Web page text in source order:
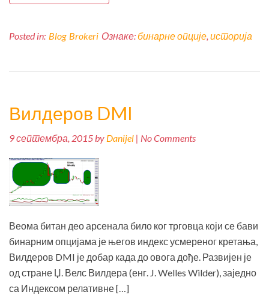
Posted in: Blog Brokeri Ознаке:бинарне опције, историја
Вилдеров DMI
9 септембра, 2015 by Danijel | No Comments
Веома битан део арсенала било ког трговца који се бави
бинарним опцијама је његов индекс усмереног кретања,
Вилдеров DMI је добар када до овога дође. Развијен је
од стране Џ. Велс Вилдера (енг. J. Welles Wilder), заједно
са Индексом релативне […]